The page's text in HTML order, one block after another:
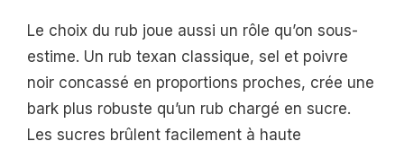
Le choix du rub joue aussi un rôle qu’on sous-
estime. Un rub texan classique, sel et poivre
noir concassé en proportions proches, crée une
bark plus robuste qu’un rub chargé en sucre.
Les sucres brûlent facilement à haute